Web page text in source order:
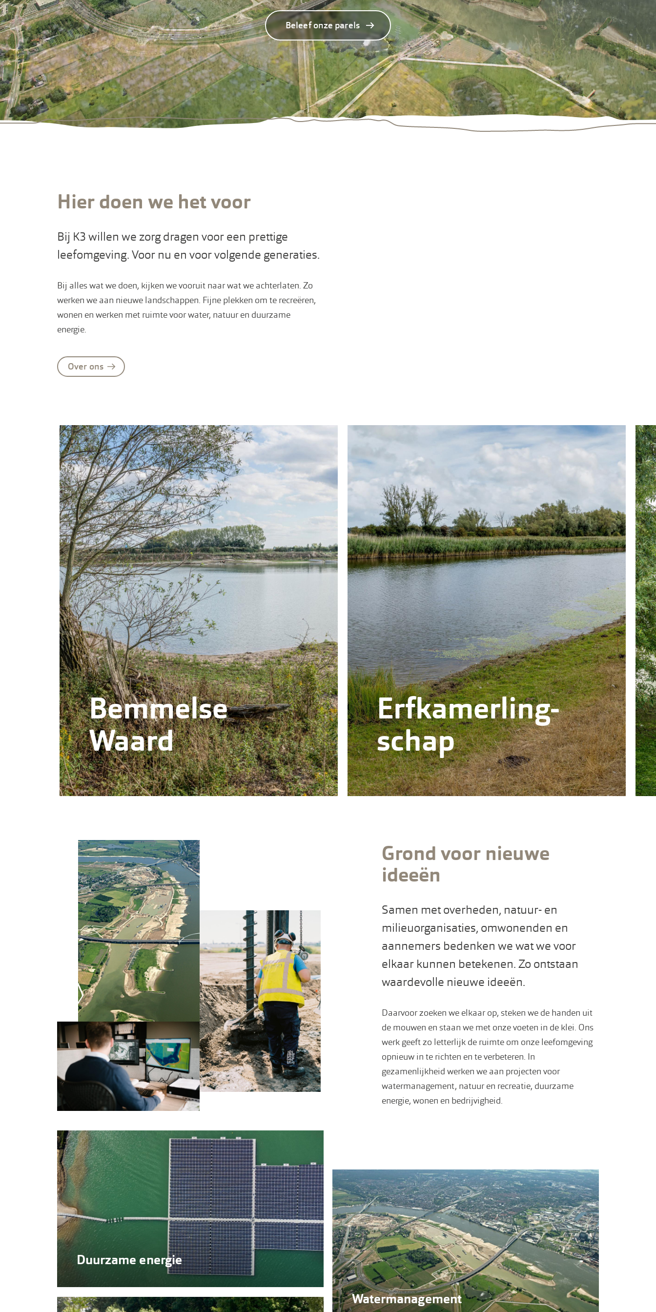
Beleef onze parels
Hier doen we het voor
Bij K3 willen we zorg dragen voor een prettige
leefomgeving. Voor nu en voor volgende generaties.
Bij alles wat we doen, kijken we vooruit naar wat we achterlaten. Zo
werken we aan nieuwe landschappen. Fijne plekken om te recreëren,
wonen en werken met ruimte voor water, natuur en duurzame
energie.
Over ons
Bemmelse
Waard
Erfkamerling­
schap
Grond voor nieuwe
ideeën
Samen met overheden, natuur- en
milieuorganisaties, omwonenden en
aannemers bedenken we wat we voor
elkaar kunnen betekenen. Zo ontstaan
waardevolle nieuwe ideeën.
Daarvoor zoeken we elkaar op, steken we de handen uit
de mouwen en staan we met onze voeten in de klei. Ons
werk geeft zo letterlijk de ruimte om onze leefomgeving
opnieuw in te richten en te verbeteren. In
gezamenlijkheid werken we aan projecten voor
watermanagement, natuur en recreatie, duurzame
energie, wonen en bedrijvigheid.
Duurzame energie
Watermanagement